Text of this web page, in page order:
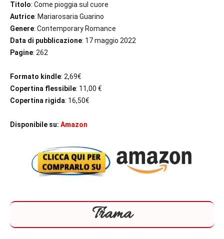
Titolo: Come pioggia sul cuore
Autrice: Mariarosaria Guarino
Genere: Contemporary Romance
Data di pubblicazione: 17 maggio 2022
Pagine: 262
Formato kindle: 2,69€
Copertina flessibile: 11,00 €
Copertina rigida: 16,50€
Disponibile su: Amazon
Trama